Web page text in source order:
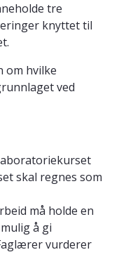
tre
knyttet til
om hvilke
ved
skal regnes som
må holde en
å gi
vurderer